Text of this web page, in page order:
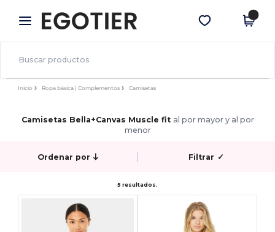
× App de Egotier
¡Mejores precios en app!
Descargar app
Inicio Ropa básica | Complementos Camisetas
Camisetas Bella+Canvas Muscle fit al por mayor y al por
menor
Ordenar por Filtrar ✓
5 resultados.